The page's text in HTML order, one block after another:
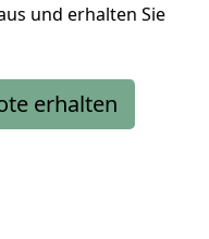
und erhalten Sie
erhalten